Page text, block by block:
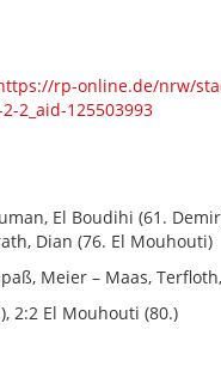
rp-online.de/nrw/
2_aid-125503993
El Boudihi (61.
Dian (76. El Mouhouti)
Meier – Maas,
2:2 El Mouhouti (80.)